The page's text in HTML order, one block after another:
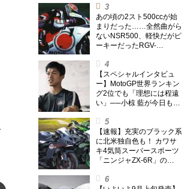
あの頃の2スト500ccが始
まりだった……全然曲がら
ないNSR500、軽快だがピ
ーキーだったRGV-
(アオキマニアックレーシ
ング) Vol.1】
【スペシャルインタビュ
ー】MotoGP世界ランキン
グ2位でも「理想には程遠
い」──小椋 藍が今日も走
【速報】充実のブラック系
に北米独自色も！ カワサ
キ4気筒スーパースポーツ
「ニンジャZX-6R」の
筒ニンジャも出たよ【海